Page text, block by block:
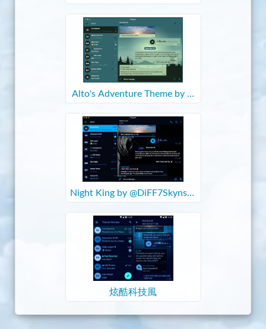
Alto's Adventure Theme by @
Night King by @DiFF7SkynsTh
炫酷科技風